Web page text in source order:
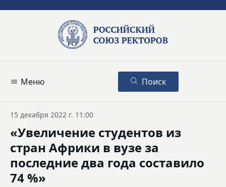
Меню Поиск
15 декабря 2022 г. 11:00
«Увеличение студентов из
стран Африки в вузе за
последние два года составило
74 %»